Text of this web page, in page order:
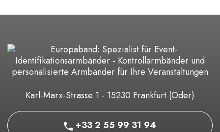
Karl-Marx-Strasse 1 - 15230 Frankfurt (Oder)
+33 2 55 99 31 94